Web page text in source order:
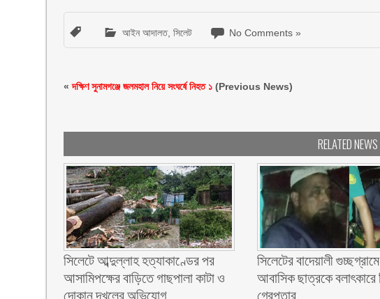
আইন আদালত,সিলেট No Comments »
«দক্ষিণ সুনামগঞ্জে জলমহাল নিয়ে সংঘর্ষে নিহত ১ (Previous News)
RELATED NEWS
সিলেটে আব্দুল্লাহ হত্যাকাণ্ডের পর
আসামিপক্ষের বাড়িতে গাছপালা কাটা ও
দোকান দখলের অভিযোগ
সিলেটের বাদেয়ালী
আবাসিক ছাত্রকে বলাৎকারে
গ্রেপ্তার ‎